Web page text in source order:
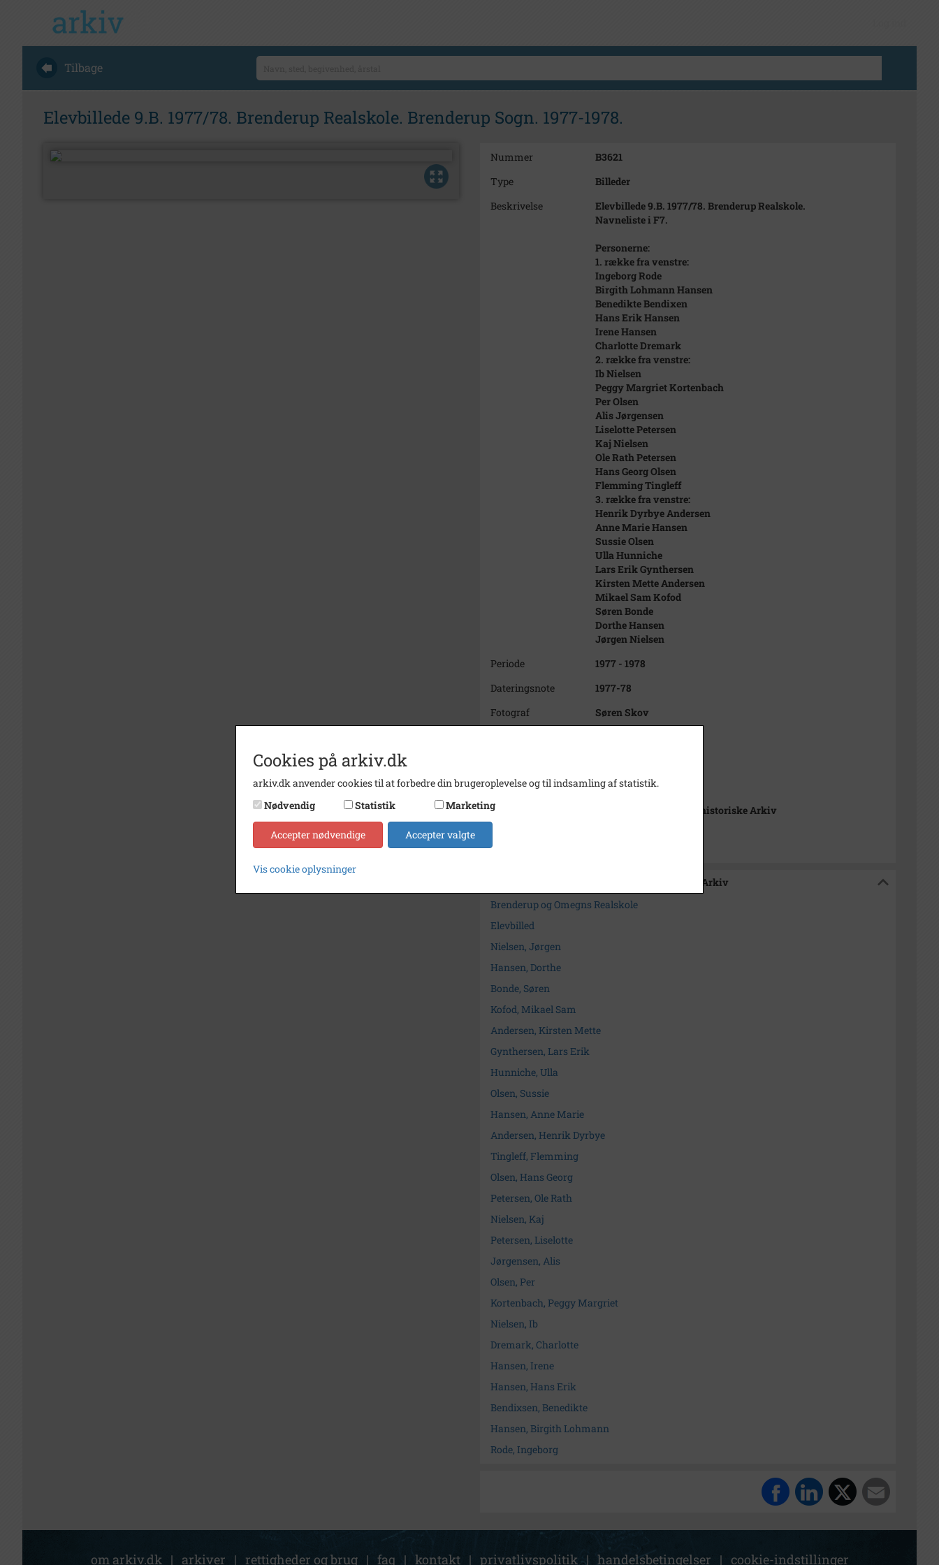
Tilbage
Elevbillede 9.B. 1977/78. Brenderup Realskole. Brenderup Sogn. 1977-1978.
Nummer
B3621
Type
Billeder
Beskrivelse
Elevbillede 9.B. 1977/78. Brenderup Realskole.
Navneliste i F7.
Personerne:
1. række fra venstre:
Ingeborg Rode
Birgith Lohmann Hansen
Benedikte Bendixen
Hans Erik Hansen
Irene Hansen
Charlotte Dremark
2. række fra venstre:
Ib Nielsen
Peggy Margriet Kortenbach
Per Olsen
Alis Jørgensen
Liselotte Petersen
Kaj Nielsen
Ole Rath Petersen
Hans Georg Olsen
Flemming Tingleff
3. række fra venstre:
Henrik Dyrbye Andersen
Anne Marie Hansen
Sussie Olsen
Ulla Hunniche
Lars Erik Gynthersen
Kirsten Mette Andersen
Mikael Sam Kofod
Søren Bonde
Dorthe Hansen
Jørgen Nielsen
Periode
1977 - 1978
Dateringsnote
1977-78
Fotograf
Søren Skov
Se på kort
Arkiv
Ejby Kommunes Lokalhistoriske Arkiv
Søg videre i Ejby Kommunes Lokalhistoriske Arkiv
Brenderup og Omegns Realskole
Elevbilled
Nielsen, Jørgen
Hansen, Dorthe
Bonde, Søren
Kofod, Mikael Sam
Andersen, Kirsten Mette
Gynthersen, Lars Erik
Hunniche, Ulla
Olsen, Sussie
Hansen, Anne Marie
Andersen, Henrik Dyrbye
Tingleff, Flemming
Olsen, Hans Georg
Petersen, Ole Rath
Nielsen, Kaj
Petersen, Liselotte
Jørgensen, Alis
Olsen, Per
Kortenbach, Peggy Margriet
Nielsen, Ib
Dremark, Charlotte
Hansen, Irene
Hansen, Hans Erik
Bendixsen, Benedikte
Hansen, Birgith Lohmann
Rode, Ingeborg
om arkiv.dk | arkiver | rettigheder og brug | faq | kontakt | privatlivspolitik | handelsbetingelser | cookie-indstillinger
Cookies på arkiv.dk
arkiv.dk anvender cookies til at forbedre din brugeroplevelse og til indsamling af statistik.
Nødvendig
Statistik Marketing
Accepter nødvendige Accepter valgte
Vis cookie oplysninger